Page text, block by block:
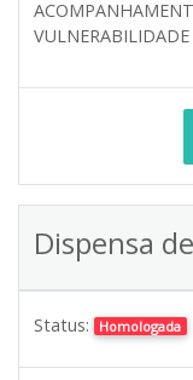
Dispensa
Status: Homologada